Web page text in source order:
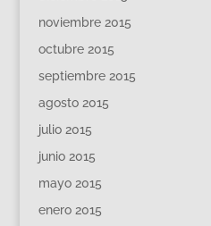
noviembre 2015
octubre 2015
septiembre 2015
agosto 2015
julio 2015
junio 2015
mayo 2015
enero 2015